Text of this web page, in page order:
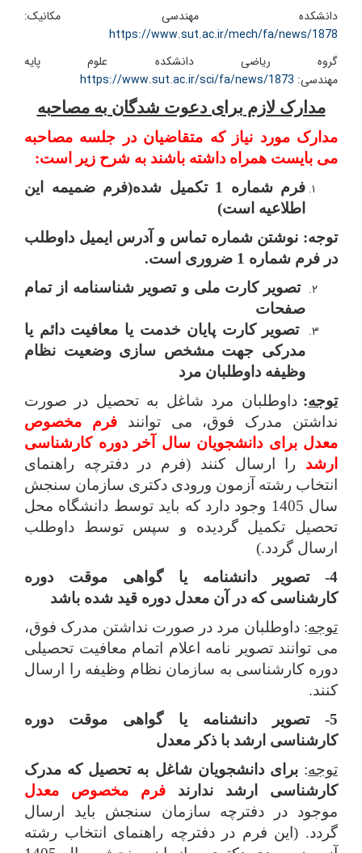
دانشکده مهندسی مکانیک:
https://www.sut.ac.ir/mech/fa/news/1878
گروه ریاضی دانشکده علوم پایه
مهندسی: https://www.sut.ac.ir/sci/fa/news/1873
مدارک لازم برای دعوت شدگان به مصاحبه
مدارک مورد نیاز که متقاضیان در جلسه مصاحبه
می بایست همراه داشته باشند به شرح زیر است:
فرم شماره 1 تکمیل شده(فرم ضمیمه این
اطلاعیه است)
توجه: نوشتن شماره تماس و آدرس ایمیل داوطلب
در فرم شماره 1 ضروری است.
تصویر کارت ملی و تصویر شناسنامه از تمام
صفحات
تصویر کارت پایان خدمت یا معافیت دائم یا
مدرکی جهت مشخص سازی وضعیت نظام
وظیفه داوطلبان مرد
توجه: داوطلبان مرد شاغل به تحصیل در صورت
نداشتن مدرک فوق، می توانندفرم مخصوص
معدل برای دانشجویان سال آخر دوره کارشناسی
ارشد را ارسال کنند (فرم در دفترچه راهنمای
انتخاب رشته آزمون ورودی دکتری سازمان سنجش
سال 1405 وجود دارد که باید توسط دانشگاه محل
تحصیل تکمیل گردیده و سپس توسط داوطلب
ارسال گردد.)
4- تصویر دانشنامه یا گواهی موقت دوره
کارشناسی که در آن معدل دوره قید شده باشد
توجه: داوطلبان مرد در صورت نداشتن مدرک فوق،
می توانند تصویر نامه اعلام اتمام معافیت تحصیلی
دوره کارشناسی به سازمان نظام وظیفه را ارسال
کنند.
5- تصویر دانشنامه یا گواهی موقت دوره
کارشناسی ارشد با ذکر معدل
توجه: برای دانشجویان شاغل به تحصیل که مدرک
کارشناسی ارشد ندارند فرم مخصوص معدل
موجود در دفترچه سازمان سنجش باید ارسال
گردد. (این فرم در دفترچه راهنمای انتخاب رشته